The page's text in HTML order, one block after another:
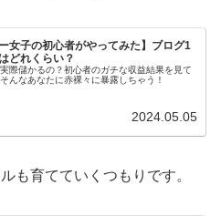
ー女子の初心者がやってみた】ブログ1
どれくらい？
際儲かるの？初心者のガチな収益結果を見て
んなあなたに赤裸々に暴露しちゃう！
2024.05.05
も育てていくつもりです。